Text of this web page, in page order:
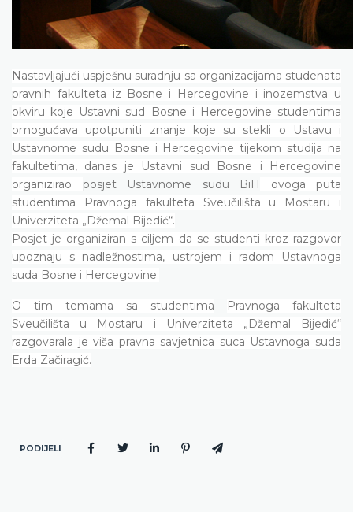
Nastavljajući uspješnu suradnju sa organizacijama studenata
pravnih fakulteta iz Bosne i Hercegovine i inozemstva u
okviru koje Ustavni sud Bosne i Hercegovine studentima
omogućava upotpuniti znanje koje su stekli o Ustavu i
Ustavnome sudu Bosne i Hercegovine tijekom studija na
fakultetima, danas je Ustavni sud Bosne i Hercegovine
organizirao posjet Ustavnome sudu BiH
ovoga puta
studentima Pravnoga fakulteta Sveučilišta u Mostaru i
Univerziteta „Džemal Bijedić“.
Posjet je organiziran s ciljem da se studenti kroz razgovor
upoznaju s nadležnostima, ustrojem i radom Ustavnoga
suda Bosne i Hercegovine.
O tim temama sa studentima
Pravnoga fakulteta
Sveučilišta u Mostaru i Univerziteta „Džemal Bijedić“
razgovarala je viša pravna savjetnica suca Ustavnoga suda
Erda Začiragić.
PODIJELI